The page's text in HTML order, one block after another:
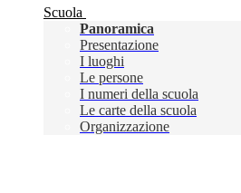
Scuola
Panoramica
Presentazione
I luoghi
Le persone
I numeri della scuola
Le carte della scuola
Organizzazione